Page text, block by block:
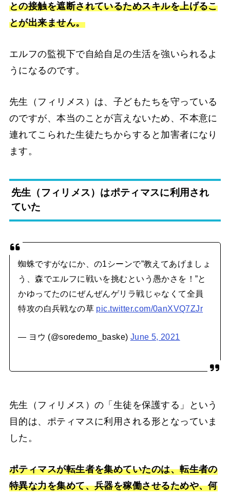
との接触を遮断されているためスキルを上げるこ
とが出来ません。
エルフの監視下で自給自足の生活を強いられるよ
うになるのです。
先生（フィリメス）は、子どもたちを守っている
のですが、本当のことが言えないため、不本意に
連れてこられた生徒たちからすると加害者になり
ます。
先生（フィリメス）はポティマスに利用され
ていた
蜘蛛ですがなにか、の1シーンで”教えてあげましょ
う、森でエルフに戦いを挑むという愚かさを！”と
かゆってたのにぜんぜんゲリラ戦じゃなくて全員
特攻の白兵戦なの草 pic.twitter.com/0anXVQ7ZJr
— ヨウ (@soredemo_baske) June 5, 2021
先生（フィリメス）の「生徒を保護する」という
目的は、ポティマスに利用される形となっていま
した。
ポティマスが転生者を集めていたのは、転生者の
特異な力を集めて、兵器を稼働させるためや、何